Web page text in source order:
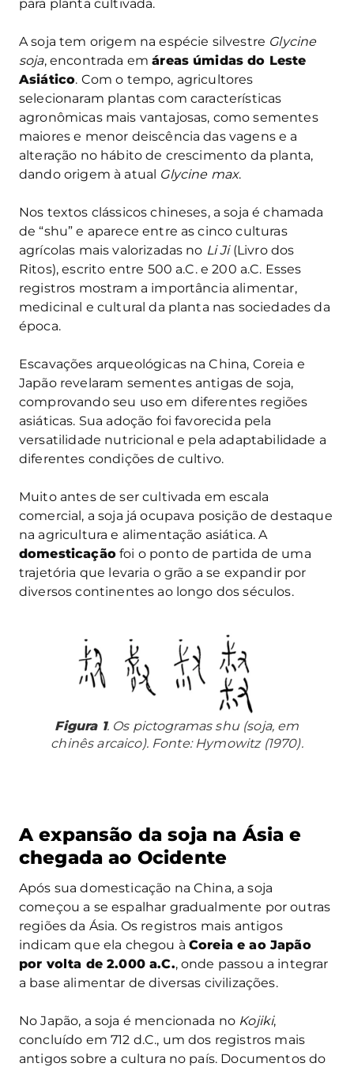
para planta cultivada.
A soja tem origem na espécie silvestre Glycine
soja, encontrada emáreas úmidas do Leste
Asiático. Com o tempo, agricultores
selecionaram plantas com características
agronômicas mais vantajosas, como sementes
maiores e menor deiscência das vagens e a
alteração no hábito de crescimento da planta,
dando origem à atual Glycine max.
Nos textos clássicos chineses, a soja é chamada
de “shu” e aparece entre as cinco culturas
agrícolas mais valorizadas no Li Ji(Livro dos
Ritos), escrito entre 500 a.C. e 200 a.C. Esses
registros mostram a importância alimentar,
medicinal e cultural da planta nas sociedades da
época.
Escavações arqueológicas na China, Coreia e
Japão revelaram sementes antigas de soja,
comprovando seu uso em diferentes regiões
asiáticas. Sua adoção foi favorecida pela
versatilidade nutricional e pela adaptabilidade a
diferentes condições de cultivo.
Muito antes de ser cultivada em escala
comercial, a soja já ocupava posição de destaque
na agricultura e alimentação asiática. A
domesticaçãofoi o ponto de partida de uma
trajetória que levaria o grão a se expandir por
diversos continentes ao longo dos séculos.
Figura 1. Os pictogramas shu (soja, em
chinês arcaico). Fonte: Hymowitz (1970).
A expansão da soja na Ásia e
chegada ao Ocidente
Após sua domesticação na China, a soja
começou a se espalhar gradualmente por outras
regiões da Ásia. Os registros mais antigos
indicam que ela chegou àCoreia e ao Japão
por volta de 2.000 a.C., onde passou a integrar
a base alimentar de diversas civilizações.
No Japão, a soja é mencionada no Kojiki,
concluído em 712 d.C., um dos registros mais
antigos sobre a cultura no país. Documentos do